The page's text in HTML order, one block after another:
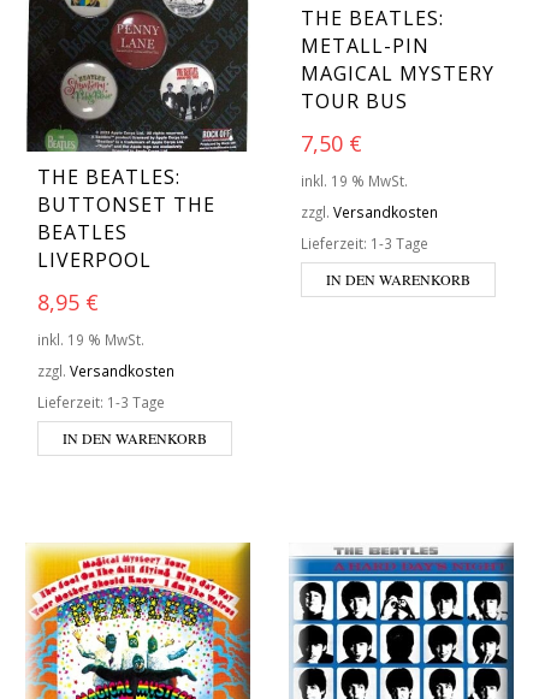
THE BEATLES:
BUTTONSET THE
BEATLES
LIVERPOOL
8,95 €
inkl. 19 % MwSt.
zzgl. Versandkosten
Lieferzeit: 1-3 Tage
IN DEN WARENKORB
THE BEATLES:
METALL-PIN
MAGICAL MYSTERY
TOUR BUS
7,50 €
inkl. 19 % MwSt.
zzgl. Versandkosten
Lieferzeit: 1-3 Tage
IN DEN WARENKORB